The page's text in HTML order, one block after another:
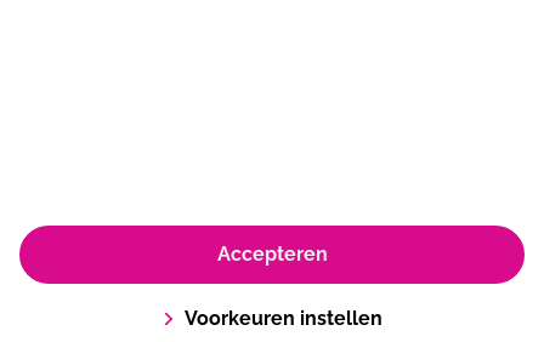
© Koninklijke Sportfondsen 2026
Algemene dienstverleningsvoorwaarden en huisregels
Accepteren
Voorkeuren instellen